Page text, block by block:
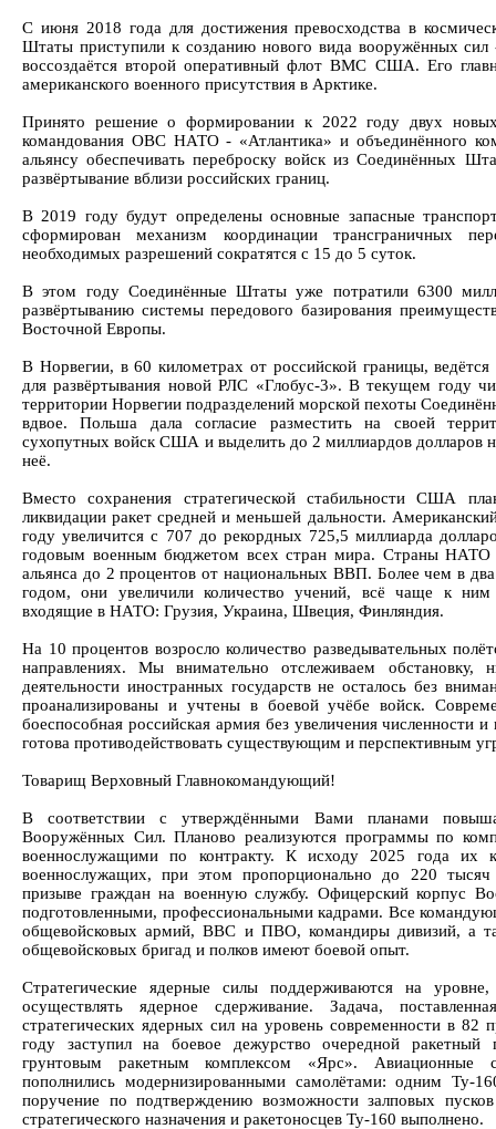
С июня 2018 года для достижения превосходства в
Штаты приступили к созданию нового вида вооружённых сил
воссоздаётся второй оперативный флот ВМС США. Его
американского военного присутствия в Арктике.
Принято решение о формировании к 2022 году двух новых
командования ОВС НАТО - «Атлантика» и объединённого
альянсу обеспечивать переброску войск из Соединённых
развёртывание вблизи российских границ.
В 2019 году будут определены основные запасные
сформирован механизм координации трансграничных
необходимых разрешений сократятся с 15 до 5 суток.
В этом году Соединённые Штаты уже потратили 6300
развёртыванию системы передового базирования
Восточной Европы.
В Норвегии, в 60 километрах от российской границы, ведётся
для развёртывания новой РЛС «Глобус-3». В текущем году
территории Норвегии подразделений морской пехоты
вдвое. Польша дала согласие разместить на своей
сухопутных войск США и выделить до 2 миллиардов долларов
неё.
Вместо сохранения стратегической стабильности США
ликвидации ракет средней и меньшей дальности.
году увеличится с 707 до рекордных 725,5 миллиарда
годовым военным бюджетом всех стран мира. Страны
альянса до 2 процентов от национальных ВВП. Более чем в
годом, они увеличили количество учений, всё чаще к ним
входящие в НАТО: Грузия, Украина, Швеция, Финляндия.
На 10 процентов возросло количество разведывательных
направлениях. Мы внимательно отслеживаем обстановку,
деятельности иностранных государств не осталось без
проанализированы и учтены в боевой учёбе войск.
боеспособная российская армия без увеличения численности
готова противодействовать существующим и перспективным
Товарищ Верховный Главнокомандующий!
В соответствии с утверждёнными Вами планами
Вооружённых Сил. Планово реализуются программы по
военнослужащими по контракту. К исходу 2025 года их
военнослужащих, при этом пропорционально до 220 тысяч
призыве граждан на военную службу. Офицерский корпус
подготовленными, профессиональными кадрами. Все
общевойсковых армий, ВВС и ПВО, командиры дивизий, а
общевойсковых бригад и полков имеют боевой опыт.
Стратегические ядерные силы поддерживаются на
осуществлять ядерное сдерживание. Задача,
стратегических ядерных сил на уровень современности в 82
году заступил на боевое дежурство очередной
грунтовым ракетным комплексом «Ярс». Авиационные
пополнились модернизированными самолётами: одним
поручение по подтверждению возможности залповых
стратегического назначения и ракетоносцев Ту-160 выполнено.